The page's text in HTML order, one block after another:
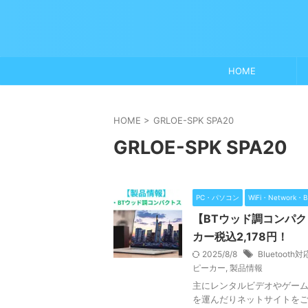
HOME
HOME > GRLOE-SPK SPA20
GRLOE-SPK SPA20
PC・パソコン WiFi・Network・
【BTウッド調コンパ
カー税込2,178円！
2025/8/8 Bluetooth対
ピーカー, 製品情報
主にレンタルビデオやゲー
を運んだりネットサイトを